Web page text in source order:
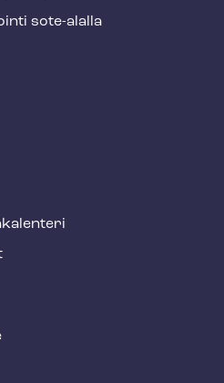
sote-alalla